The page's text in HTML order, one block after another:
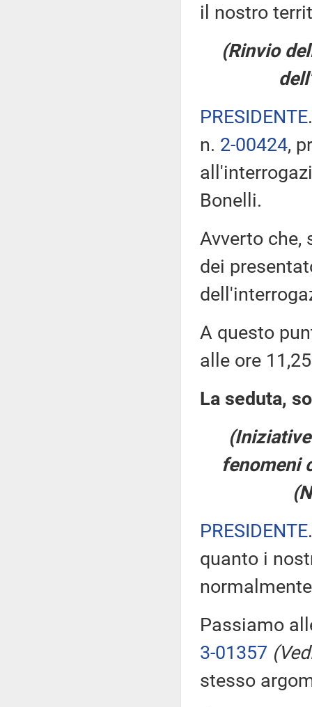
il nostro
(Rinvio
PRESIDENTE
n. 2-00424,
Bonelli.
Avverto che,
dei
A questo
alle ore
La seduta,
fenomeni
PRESIDENTE
quanto i
Passiamo
3-01357
stesso